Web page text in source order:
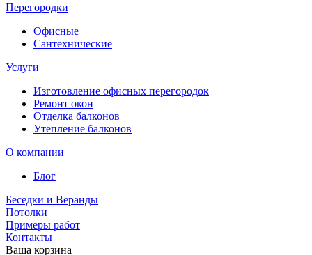
Перегородки
Офисные
Сантехнические
Услуги
Изготовление офисных перегородок
Ремонт окон
Отделка балконов
Утепление балконов
О компании
Блог
Беседки и Веранды
Потолки
Примеры работ
Контакты
Ваша корзина